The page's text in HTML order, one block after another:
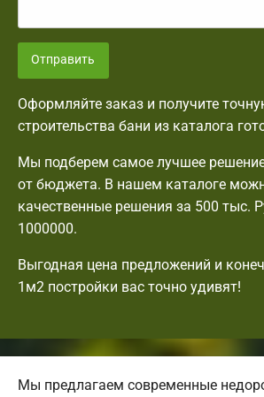
Отправить
Оформляйте заказ и получите
строительства бани из каталога
Мы подберем самое лучшее
от бюджета. В нашем каталоге
качественные решения за 500 тыс.
1000000.
Выгодная цена предложений и
1м2 постройки вас точно удивят!
Мы предлагаем современные